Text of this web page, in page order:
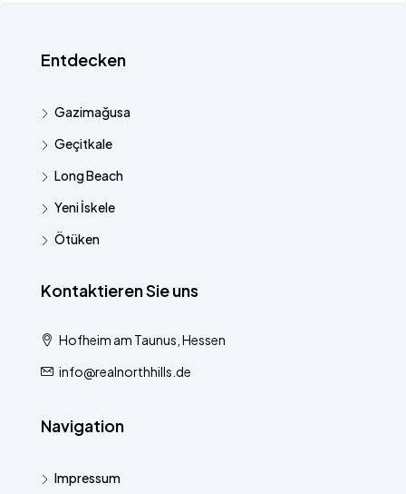
Entdecken
Gazimağusa
Geçitkale
Long Beach
Yeni İskele
Ötüken
Kontaktieren Sie uns
Hofheim am Taunus, Hessen
info@realnorthhills.de
Navigation
Impressum